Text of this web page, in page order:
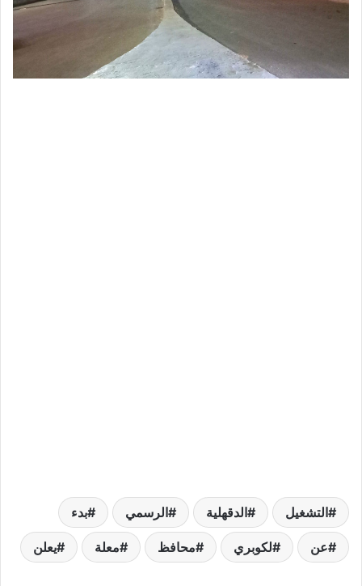
التشغيل الدقهلية الرسمي بدء
عن لكوبري محافظ معلة يعلن